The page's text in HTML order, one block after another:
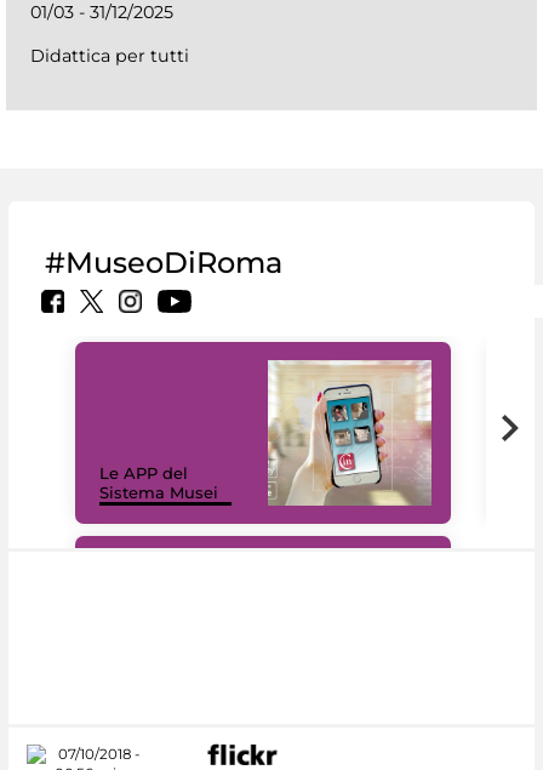
01/03 - 31/12/2025
Didattica per tutti
#MuseoDiRoma
Le APP del
Sistema Musei